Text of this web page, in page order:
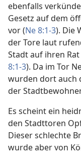
ebenfalls
Gesetz auf dem
vor (Ne 8:1-3). Die
der Tore laut
Stadt auf ihren
8:1-3). Da im Tor
wurden dort auch
der
Es scheint ein
den Stadttoren
Dieser schlechte
wurde aber von